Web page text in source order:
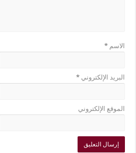
الاسم*
البريد الإلكتروني*
الموقع الإلكتروني